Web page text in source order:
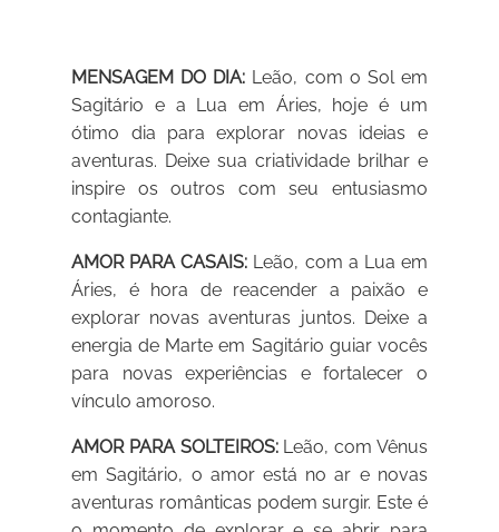
MENSAGEM DO DIA: Leão, com o Sol em
Sagitário e a Lua em Áries, hoje é um
ótimo dia para explorar novas ideias e
aventuras. Deixe sua criatividade brilhar e
inspire os outros com seu entusiasmo
contagiante.
AMOR PARA CASAIS: Leão, com a Lua em
Áries, é hora de reacender a paixão e
explorar novas aventuras juntos. Deixe a
energia de Marte em Sagitário guiar vocês
para novas experiências e fortalecer o
vínculo amoroso.
AMOR PARA SOLTEIROS:Leão, com Vênus
em Sagitário, o amor está no ar e novas
aventuras românticas podem surgir. Este é